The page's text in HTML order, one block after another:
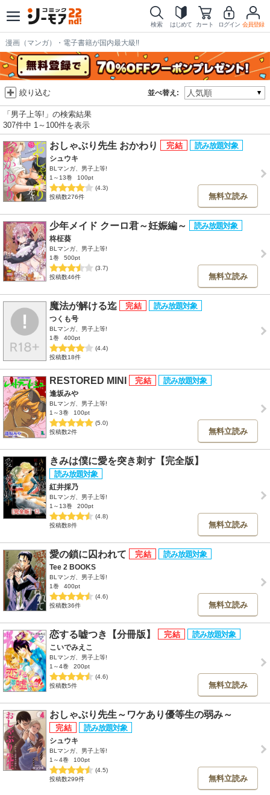
検索 はじめて カート ログイン 会員登録
漫画（マンガ）・電子書籍が国内最大級!!
並べ替え:
絞り込む
「男子上等!」の検索結果
307件中 1～100件を表示
おしゃぶり先生 おかわり
シュウキ
BLマンガ、男子上等!
1～13巻
100pt
(4.3)
投稿数276件
無料立読み
少年メイド クーロ君～妊娠編～
柊柾葵
BLマンガ、男子上等!
1巻
500pt
(3.7)
投稿数46件
無料立読み
魔法が解ける迄
つくも号
BLマンガ、男子上等!
1巻
400pt
(4.4)
投稿数18件
RESTORED MINI
逢坂みや
BLマンガ、男子上等!
1～3巻
100pt
(5.0)
投稿数2件
無料立読み
きみは僕に愛を突き刺す【完全版】
紅井採乃
BLマンガ、男子上等!
1～13巻
200pt
(4.8)
投稿数8件
無料立読み
愛の鎖に囚われて
Tee 2 BOOKS
BLマンガ、男子上等!
1巻
400pt
(4.6)
投稿数36件
無料立読み
恋する嘘つき【分冊版】
こいでみえこ
BLマンガ、男子上等!
1～4巻
200pt
(4.6)
投稿数5件
無料立読み
おしゃぶり先生～ワケあり優等生の弱み～
シュウキ
BLマンガ、男子上等!
1～4巻
100pt
(4.5)
投稿数299件
無料立読み